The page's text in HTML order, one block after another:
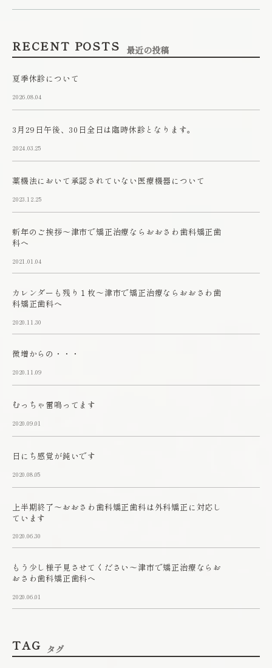
RECENT POSTS 最近の投稿
夏季休診について
2026.08.04
3月29日午後、30日全日は臨時休診となります。
2024.03.25
薬機法において承認されていない医療機器について
2023.12.25
新年のご挨拶～津市で矯正治療ならおおさわ歯科矯正歯
科へ
2021.01.04
カレンダーも残り１枚～津市で矯正治療ならおおさわ歯
科矯正歯科へ
2020.11.30
微増からの・・・
2020.11.09
むっちゃ雷鳴ってます
2020.09.01
日にち感覚が鈍いです
2020.08.05
上半期終了～おおさわ歯科矯正歯科は外科矯正に対応し
ています
2020.06.30
もう少し様子見させてください～津市で矯正治療ならお
おさわ歯科矯正歯科へ
2020.06.01
TAG タグ